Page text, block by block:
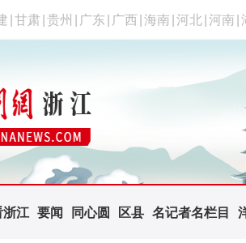
甘肃 贵州 广东 广西 海南 河北 河南
浙江 要闻 同心圆 区县 名记者名栏目